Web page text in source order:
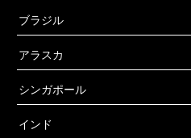
ブラジル
アラスカ
シンガポール
インド